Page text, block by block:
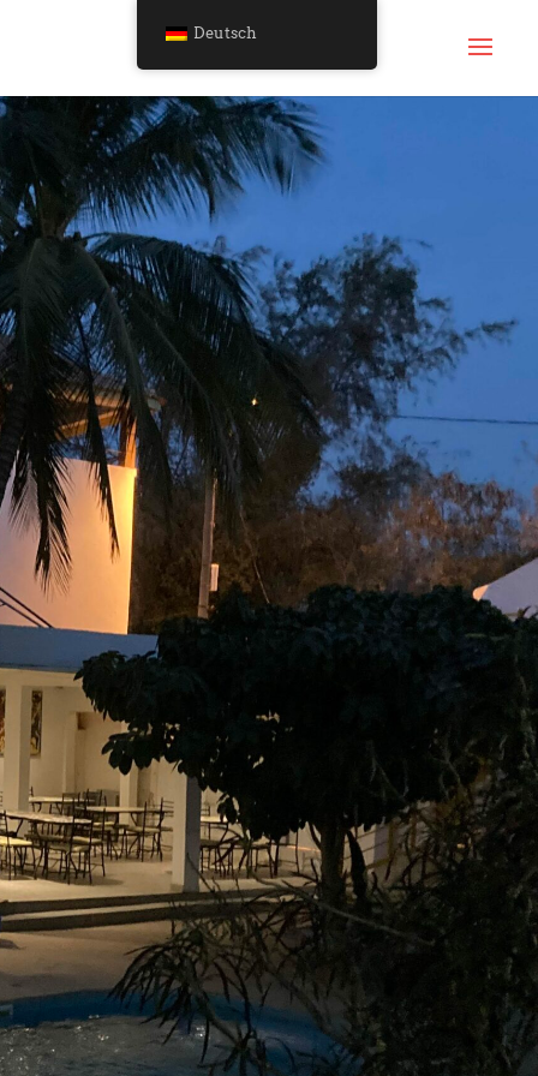
Deutsch